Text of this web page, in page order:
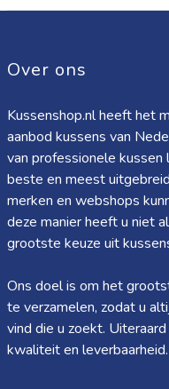
Over ons
Kussenshop.nl heeft het
aanbod kussens van
van professionele
beste en meest
merken en webshops
deze manier heeft u niet
grootste keuze uit
Ons doel is om het
te verzamelen, zodat u
vind die u zoekt.
kwaliteit en leverbaarheid.